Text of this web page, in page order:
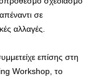
σε
αλλαγές.
επίσης στη
Workshop, το